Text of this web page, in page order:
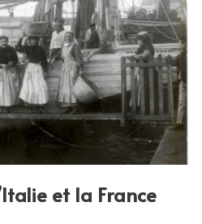
et la France